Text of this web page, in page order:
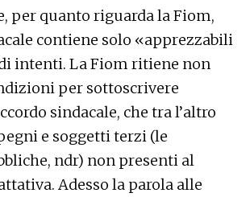
per quanto riguarda la Fiom,
contiene solo «apprezzabili
intenti. La Fiom ritiene non
per sottoscrivere
sindacale, che tra l’altro
e soggetti terzi (le
ndr) non presenti al
Adesso la parola alle